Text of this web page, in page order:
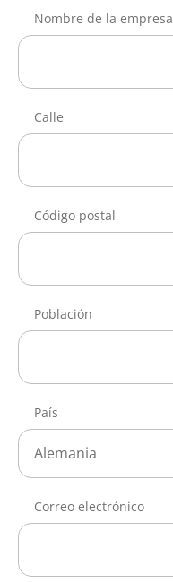
Nombre de la empresa
Calle
Código postal
Población
País
Alemania
Correo electrónico